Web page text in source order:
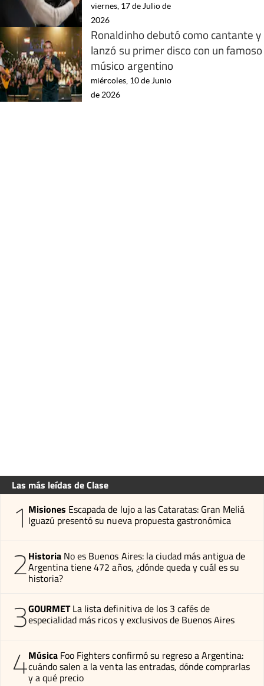
viernes, 17 de Julio de
2026
Ronaldinho debutó como cantante y
lanzó su primer disco con un famoso
músico argentino
miércoles, 10 de Junio
de 2026
Las más leídas de Clase
1 Misiones Escapada de lujo a las Cataratas: Gran Meliá
Iguazú presentó su nueva propuesta gastronómica
2Historia No es Buenos Aires: la ciudad más antigua de
Argentina tiene 472 años, ¿dónde queda y cuál es su
historia?
3GOURMET La lista definitiva de los 3 cafés de
especialidad más ricos y exclusivos de Buenos Aires
4Música Foo Fighters confirmó su regreso a Argentina:
cuándo salen a la venta las entradas, dónde comprarlas
y a qué precio